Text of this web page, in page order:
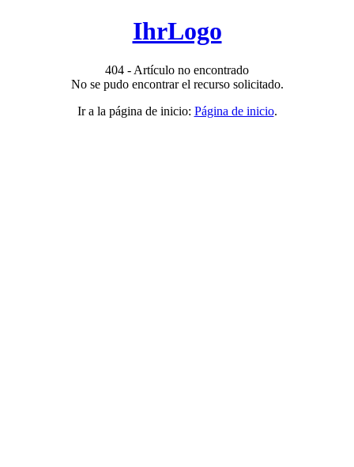
IhrLogo
404 - Artículo no encontrado
No se pudo encontrar el recurso solicitado.
Ir a la página de inicio: Página de inicio.